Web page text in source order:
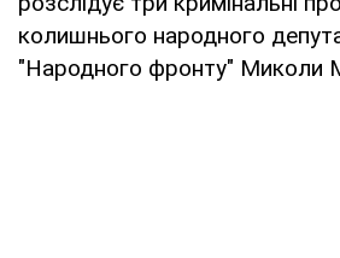
колишнього народного
"Народного фронту" Миколи